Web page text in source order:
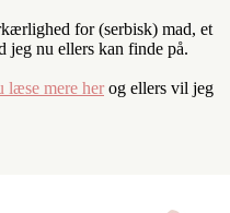
for (serbisk) mad, et
jeg nu ellers kan finde på.
læse mere her og ellers vil jeg